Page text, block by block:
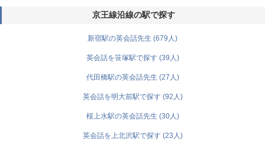
京王線沿線の駅で探す
新宿駅の英会話先生 (679人)
英会話を笹塚駅で探す (39人)
代田橋駅の英会話先生 (27人)
英会話を明大前駅で探す (92人)
桜上水駅の英会話先生 (30人)
英会話を上北沢駅で探す (23人)